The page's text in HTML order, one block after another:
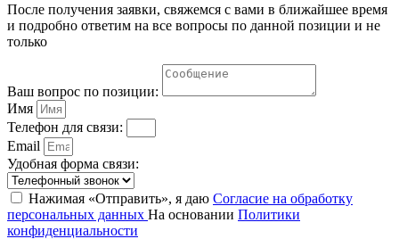
После получения заявки, свяжемся с вами в ближайшее время
и подробно ответим на все вопросы по данной позиции и не
только
Ваш вопрос по позиции:
Имя
Телефон для связи:
Email
Удобная форма связи:
Нажимая «Отправить», я даю Согласие на обработку
персональных данных На основании Политики
конфиденциальности